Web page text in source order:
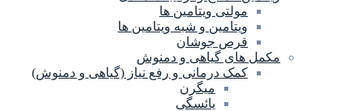
مولتی ویتامین ها
ویتامین و شبه ویتامین ها
قرص جوشان
مکمل های گیاهی و دمنوش
کمک درمانی و رفع نیاز (گیاهی و دمنوش)
میگرن
یائسگی